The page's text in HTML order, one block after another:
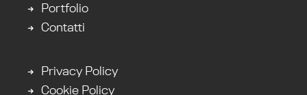
Portfolio
Contatti
Privacy Policy
Cookie Policy